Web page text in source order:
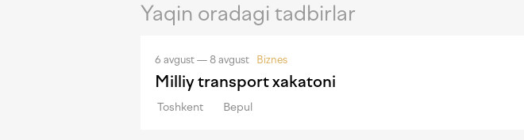
Yaqin oradagi tadbirlar
6 avgust — 8 avgust Biznes
Milliy transport xakatoni
Toshkent Bepul